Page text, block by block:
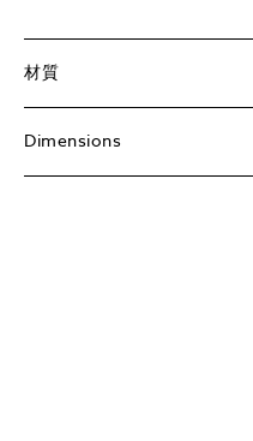
材質
Dimensions